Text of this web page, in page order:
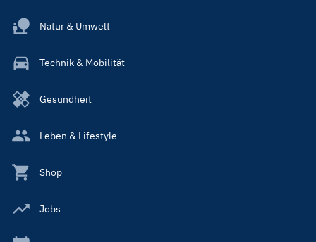
Natur & Umwelt
Technik & Mobilität
Gesundheit
Leben & Lifestyle
Shop
Jobs